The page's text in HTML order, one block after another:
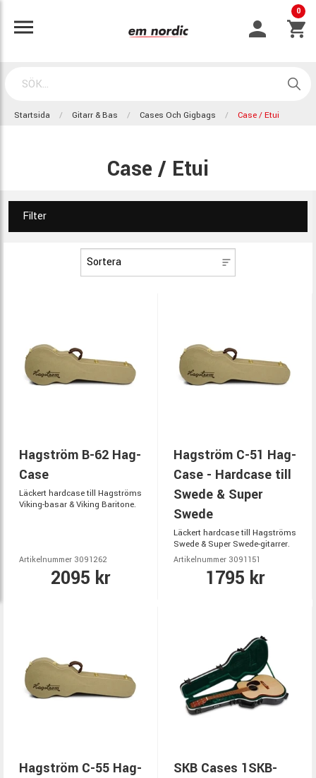
0
Startsida Gitarr & Bas Cases Och Gigbags Case / Etui
Case / Etui
Filter
Hagström B-62 Hag-
Case
Läckert hardcase till Hagströms
Viking-basar & Viking Baritone.
Artikelnummer 3091262
2095 kr
Hagström C-51 Hag-
Case - Hardcase till
Swede & Super
Swede
Läckert hardcase till Hagströms
Swede & Super Swede-gitarrer.
Artikelnummer 3091151
1795 kr
Hagström C-55 Hag-
SKB Cases 1SKB-